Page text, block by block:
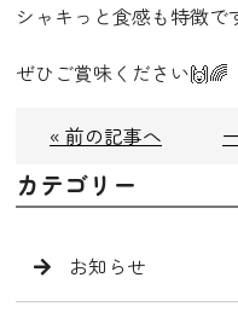
シャキっと食感も特徴で
ぜひご賞味ください🙌🌈
« 前の記事へ
カテゴリー
お知らせ